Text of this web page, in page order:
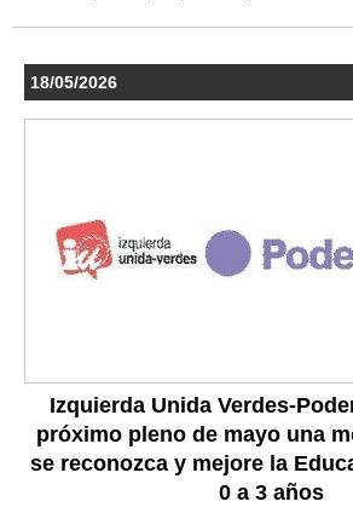
18/05/2026
Izquierda Unida Verdes-
próximo pleno de mayo una
se reconozca y mejore la
0 a 3 años